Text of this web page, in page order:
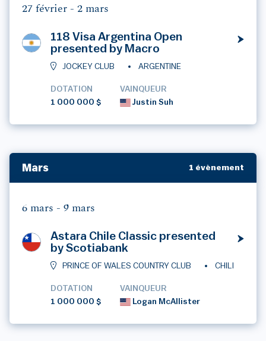
27 février - 2 mars
118 Visa Argentina Open
presented by Macro
JOCKEY CLUB ARGENTINE
DOTATION
1 000 000 $
VAINQUEUR
Justin Suh
Mars 1 évènement
6 mars - 9 mars
Astara Chile Classic presented
by Scotiabank
PRINCE OF WALES COUNTRY CLUB CHILI
DOTATION
1 000 000 $
VAINQUEUR
Logan McAllister